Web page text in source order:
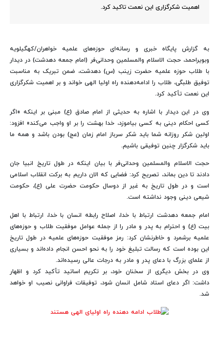
اهمیت شکرگزاری این نعمت تاکید کرد.
به گزارش پایگاه خبری و رسانه‌ای حوزه‌های علمیه خواهران/کهگیلویه
وبویراحمد، حجت الاسلام والمسلمین وحدانی‌فر (امام جمعه دهدشت) در دیدار
با طلاب حوزه علمیه حضرت زینب (س) دهدشت، ضمن تبریک به مناسبت
توفیق طلبگی، طلاب را ادامه‌دهنده راه اولیا الهی خواند و بر اهمیت شکرگزاری
این نعمت تأکید کرد.
وی در این دیدار با اشاره به حدیثی از امام صادق (ع) مبنی بر اینکه «اگر
کسی احکام دینی به کسی بیاموزد، خدا بهشت را بر او واجب می‌کند» افزود:
اولین شکر روزانه شما باید شکر سرباز امام زمان (عج) بودن باشد و همه ما
باید شکرگزار چنین توفیقی باشیم.
حجت الاسلام والمسلمین وحدانی‌فر با بیان اینکه در طول تاریخ انبیا جان
دادند تا دین بماند، تصریح کرد: فضایی که الان داریم به برکت انقلاب اسلامی
است و در طول تاریخ به غیر از دوسال حکومت حضرت علی (ع)، حکومت
شیعی دینی وجود نداشته است.
امام جمعه دهدشت ارتباط با خدا، اصلاح رابطه انسان با خدا، ارتباط با اهل
بیت (ع) و احترام به پدر و مادر را از جمله عوامل موفقیت طلاب و حوزه‌های
علمیه برشمرد و خاطرنشان کرد: رمز موفقیت حوزه‌های علمیه در طول تاریخ
این بوده است که رسالت تبلیغ خود را به نحو احسن انجام داده‌اند و بسیاری
از علمای بزرگ با دعای پدر و مادر به درجات عالی رسیده‌اند.
وی در بخش دیگری از سخنان خود، بر تکریم اساتید تأکید کرد و اظهار
داشت: اگر دعای استاد شامل انسان شود، توفیقات فراوانی نصیب او خواهد
شد.